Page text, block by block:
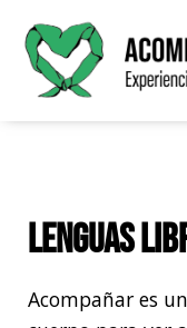
Saltar
contenido
Lenguas
Acompañar es